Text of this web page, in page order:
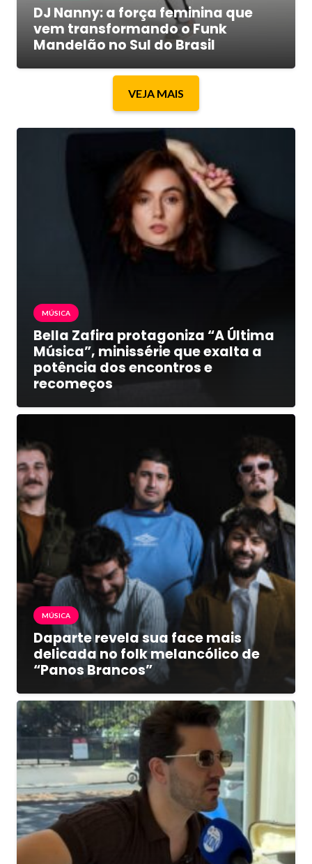
DJ Nanny: a força feminina que
vem transformando o Funk
Mandelão no Sul do Brasil
VEJA MAIS
MÚSICA
Bella Zafira protagoniza “A Última
Música”, minissérie que exalta a
potência dos encontros e
recomeços
MÚSICA
Daparte revela sua face mais
delicada no folk melancólico de
“Panos Brancos”